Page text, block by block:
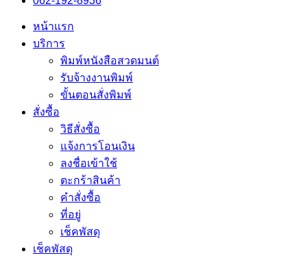
หน้าแรก
บริการ
พิมพ์หนังสือสวดมนต์
รับจ้างงานพิมพ์
ขั้นตอนสั่งพิมพ์
สั่งซื้อ
วิธีสั่งซื้อ
แจ้งการโอนเงิน
ลงชื่อเข้าใช้
ตะกร้าสินค้า
คำสั่งซื้อ
ที่อยู่
เช็คพัสดุ
เช็คพัสดุ